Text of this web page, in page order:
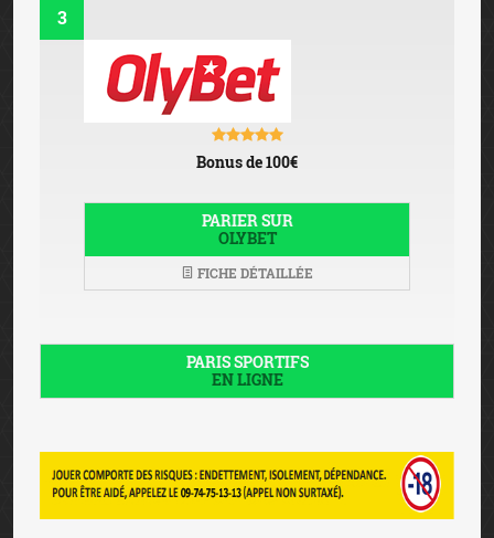
3
Bonus de 100€
PARIER SUR
OLYBET
FICHE DÉTAILLÉE
PARIS SPORTIFS
EN LIGNE